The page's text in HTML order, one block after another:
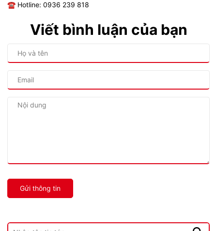
☎ Hotline: 0936 239 818
Viết bình luận của bạn
Gửi thông tin